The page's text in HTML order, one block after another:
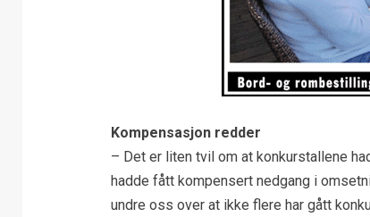
Kompensasjon redder
– Det er liten tvil om at konkurstallene
hadde fått kompensert nedgang i
undre oss over at ikke flere har gått